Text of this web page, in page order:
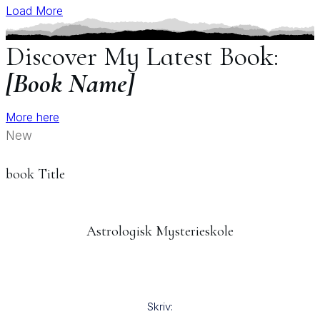
Load More
Discover My Latest Book:
[Book Name]
More here
New
book Title
Astrologisk Mysterieskole
Skriv: